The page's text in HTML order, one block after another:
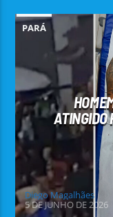
PARÁ
ATINGIDO
Diego Magalhães
5 DE JUNHO DE 2026